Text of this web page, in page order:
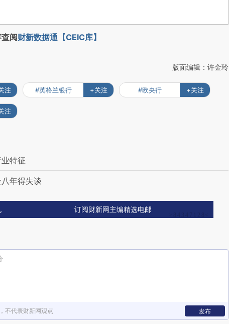
阅财新数据通【CEIC库】
版面编辑：许金玲
注 #英格兰银行 +关注 #欧央行 +关注
注
特征
年得失谈
订阅财新网主编精选电邮
不代表财新网观点 发布